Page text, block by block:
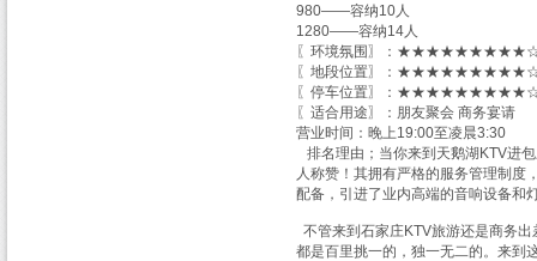
980——容纳10人
1280——容纳14人
〖环境氛围〗：
〖地段位置〗：
〖停车位置〗：
〖适合用途〗：朋友聚会 商务宴请
营业时间：晚上19:00至凌晨3:30
排名理由；当你来到天鹅湖KTV进
人称赞！其拥有严格的服务管理制度
配备，引进了业内高端的音响设备和
不管来到石家庄KTV旅游还是商务
都是百里挑一的，独一无二的。来到